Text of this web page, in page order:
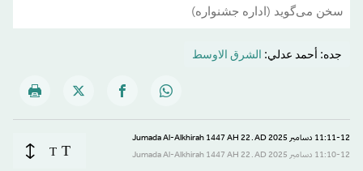
سخن می‌گوید (اداره جشنواره)
جده: أحمد عدلي: الشرق الاوسط
11:11-12 دسامبر 2025 AD ـ 22 Jumada Al-Alkhirah 1447 AH
11:10-12 دسامبر 2025 AD ـ 22 Jumada Al-Alkhirah 1447 AH
T
T